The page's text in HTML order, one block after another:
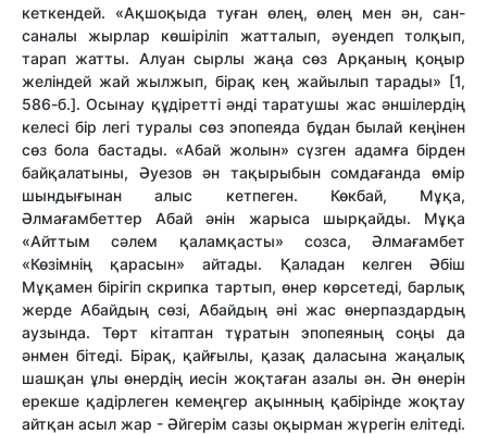
кеткендей. «Ақшоқыда туған өлең, өлең мен ән, сан-
саналы жырлар көшіріліп жатталып, әуендеп толқып,
тарап жатты. Алуан сырлы жаңа сөз Арқаның қоңыр
желіндей жай жылжып, бірақ кең жайылып тарады» [1,
586-б.]. Осынау құдіретті әнді таратушы жас әншілердің
келесі бір легі туралы сөз эпопеяда бұдан былай кеңінен
сөз бола бастады. «Абай жолын» сүзген адамға бірден
байқалатыны, Әуезов ән тақырыбын сомдағанда өмір
шындығынан алыс кетпеген. Көкбай, Мұқа,
Әлмағамбеттер Абай әнін жарыса шырқайды. Мұқа
«Айттым сәлем қаламқасты» созса, Әлмағамбет
«Көзімнің қарасын» айтады. Қаладан келген Әбіш
Мұқамен бірігіп скрипка тартып, өнер көрсетеді, барлық
жерде Абайдың сөзі, Абайдың әні жас өнерпаздардың
аузында. Төрт кітаптан тұратын эпопеяның соңы да
әнмен бітеді. Бірақ, қайғылы, қазақ даласына жаңалық
шашқан ұлы өнердің иесін жоқтаған азалы ән. Ән өнерін
ерекше қадірлеген кемеңгер ақынның қабірінде жоқтау
айтқан асыл жар - Әйгерім сазы оқырман жүрегін елітеді.